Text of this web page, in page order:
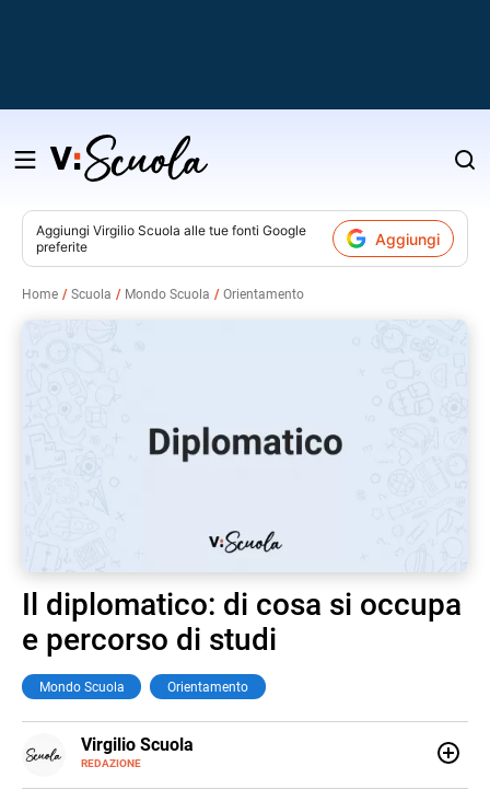
Salta
contenuto
Aggiungi Virgilio Scuola alle tue fonti Google
preferite
Aggiungi
Home Scuola Mondo Scuola Orientamento
Il diplomatico: di cosa si occupa
e percorso di studi
Mondo Scuola Orientamento
Virgilio Scuola
REDAZIONE
E-
MAIL
INSTAGRAM
SITI